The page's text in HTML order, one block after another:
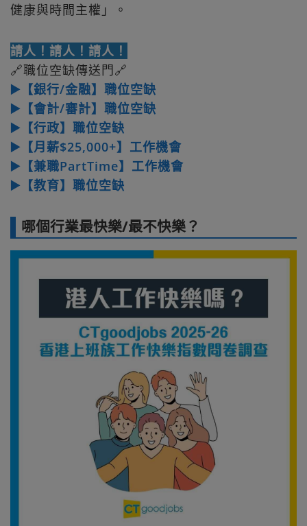
健康與時間主權」。
請人！請人！請人！
🔗職位空缺傳送門🔗
▶️【銀行/金融】職位空缺
▶️【會計/審計】職位空缺
▶️【行政】職位空缺
▶️【月薪$25,000+】工作機會
▶️【兼職PartTime】工作機會
▶️【教育】職位空缺
哪個行業最快樂/最不快樂？